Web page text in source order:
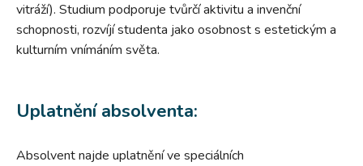
vitráží). Studium podporuje tvůrčí aktivitu a invenční
schopnosti, rozvíjí studenta jako osobnost s estetickým a
kulturním vnímáním světa.
Uplatnění absolventa:
Absolvent najde uplatnění ve speciálních